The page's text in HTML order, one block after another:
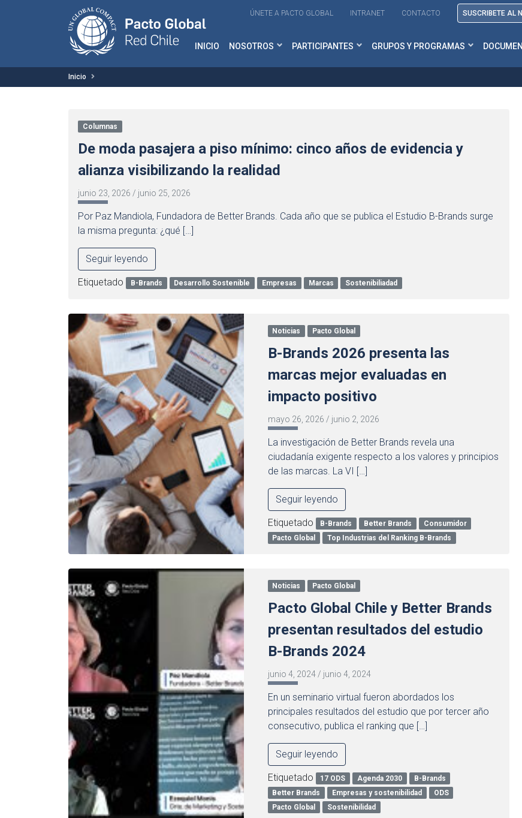
ÚNETE A PACTO GLOBAL INTRANET CONTACTO SUSCRIBETE AL
INICIO NOSOTROS PARTICIPANTES GRUPOS Y PROGRAMAS
Inicio
Columnas
De moda pasajera a piso mínimo: cinco años de evidencia y
alianza visibilizando la realidad
junio 23, 2026 / junio 25, 2026
Por Paz Mandiola, Fundadora de Better Brands. Cada año que se publica el Estudio B-Brands surge
la misma pregunta: ¿qué […]
Seguir leyendo
Etiquetado B-Brands Desarrollo Sostenible Empresas Marcas Sostenibiliadad
Noticias Pacto Global
B-Brands 2026 presenta las
marcas mejor evaluadas en
impacto positivo
mayo 26, 2026 / junio 2, 2026
La investigación de Better Brands revela una
ciudadanía exigente respecto a los valores y principios
de las marcas. La VI […]
Seguir leyendo
Etiquetado B-Brands Better Brands
Consumidor
Pacto Global
Top Industrias del Ranking B-Brands
Noticias Pacto Global
Pacto Global Chile y Better Brands
presentan resultados del estudio
B-Brands 2024
junio 4, 2024 / junio 4, 2024
En un seminario virtual fueron abordados los
principales resultados del estudio que por tercer año
consecutivo, publica el ranking que […]
Seguir leyendo
Etiquetado 17 ODS Agenda 2030
B-Brands
Better Brands
Empresas y sostenibilidad
ODS
Pacto Global
Sostenibilidad